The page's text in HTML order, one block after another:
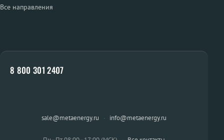
Все направления
8 800 301 2407
sale@metaenergy.ru · info@metaenergy.ru